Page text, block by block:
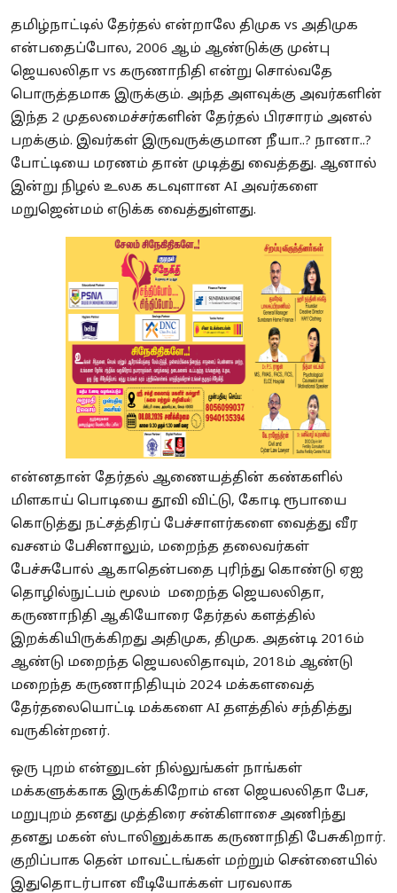
தமிழ்நாட்டில் தேர்தல் என்றாலே திமுக vs அதிமுக
என்பதைப்போல, 2006 ஆம் ஆண்டுக்கு முன்பு
ஜெயலலிதா vs கருணாநிதி என்று சொல்வதே
பொருத்தமாக இருக்கும். அந்த அளவுக்கு அவர்களின்
இந்த 2 முதலமைச்சர்களின் தேர்தல் பிரசாரம் அனல்
பறக்கும். இவர்கள் இருவருக்குமான நீயா..? நானா..?
போட்டியை மரணம் தான் முடித்து வைத்தது. ஆனால்
இன்று நிழல் உலக கடவுளான AI அவர்களை
மறுஜென்மம் எடுக்க வைத்துள்ளது.
என்னதான் தேர்தல் ஆணையத்தின் கண்களில்
மிளகாய் பொடியை தூவி விட்டு, கோடி ரூபாயை
கொடுத்து நட்சத்திரப் பேச்சாளர்களை வைத்து வீர
வசனம் பேசினாலும், மறைந்த தலைவர்கள்
பேச்சுபோல் ஆகாதென்பதை புரிந்து கொண்டு ஏஐ
தொழில்நுட்பம் மூலம் மறைந்த ஜெயலலிதா,
கருணாநிதி ஆகியோரை தேர்தல் களத்தில்
இறக்கியிருக்கிறது அதிமுக, திமுக. அதன்டி 2016ம்
ஆண்டு மறைந்த ஜெயலலிதாவும், 2018ம் ஆண்டு
மறைந்த கருணாநிதியும் 2024 மக்களவைத்
தேர்தலையொட்டி மக்களை AI தளத்தில் சந்தித்து
வருகின்றனர்.
ஒரு புறம் என்னுடன் நில்லுங்கள் நாங்கள்
மக்களுக்காக இருக்கிறோம் என ஜெயலலிதா பேச,
மறுபுறம் தனது முத்திரை சன்கிளாசை அணிந்து
தனது மகன் ஸ்டாலினுக்காக கருணாநிதி பேசுகிறார்.
குறிப்பாக தென் மாவட்டங்கள் மற்றும் சென்னையில்
இதுதொடர்பான வீடியோக்கள் பரவலாக